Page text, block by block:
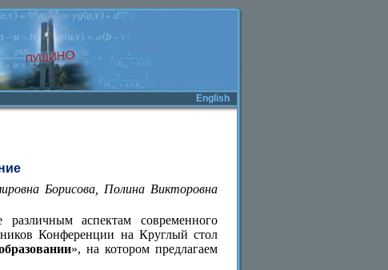
English
Борисова, Полина Викторовна
аспектам современного
Конференции на Круглый стол
», на котором предлагаем